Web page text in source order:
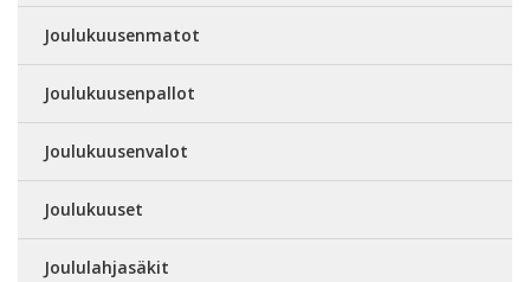
Joulukuusenmatot
Joulukuusenpallot
Joulukuusenvalot
Joulukuuset
Joululahjasäkit